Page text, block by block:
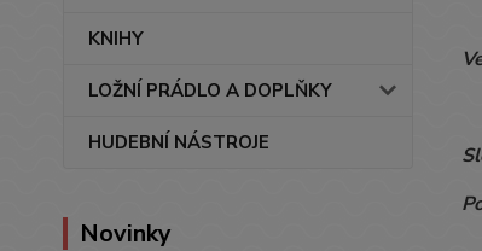
KNIHY
LOŽNÍ PRÁDLO A DOPLŇKY
HUDEBNÍ NÁSTROJE
Novinky